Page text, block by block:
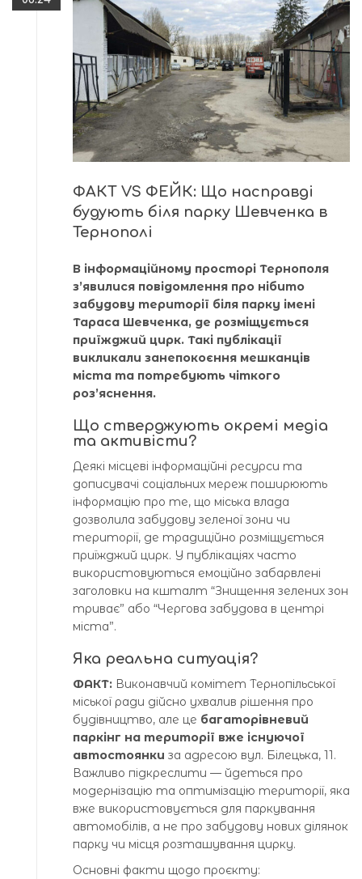
ФАКТ VS ФЕЙК: Що насправді
будують біля парку Шевченка в
Тернополі
В інформаційному просторі Тернополя
з’явилися повідомлення про нібито
забудову території біля парку імені
Тараса Шевченка, де розміщується
приїжджий цирк. Такі публікації
викликали занепокоєння мешканців
міста та потребують чіткого
роз’яснення.
Що стверджують окремі медіа
та активісти?
Деякі місцеві інформаційні ресурси та
дописувачі соціальних мереж поширюють
інформацію про те, що міська влада
дозволила забудову зеленої зони чи
території, де традиційно розміщується
приїжджий цирк. У публікаціях часто
використовуються емоційно забарвлені
заголовки на кшталт “Знищення зелених зон
триває” або “Чергова забудова в центрі
міста”.
Яка реальна ситуація?
ФАКТ: Виконавчий комітет Тернопільської
міської ради дійсно ухвалив рішення про
будівництво, але це багаторівневий
паркінг на території вже існуючої
автостоянки за адресою вул. Білецька, 11.
Важливо підкреслити — йдеться про
модернізацію та оптимізацію території, яка
вже використовується для паркування
автомобілів, а не про забудову нових ділянок
парку чи місця розташування цирку.
Основні факти щодо проєкту: